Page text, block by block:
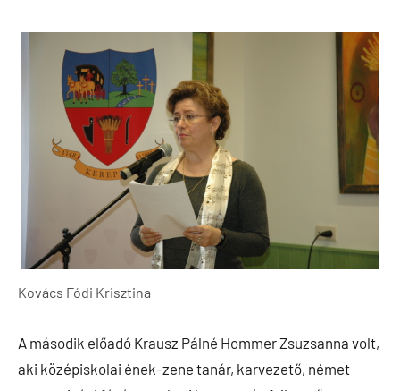
Kovács Fódi Krisztina
A második előadó Krausz Pálné Hommer Zsuzsanna volt,
aki középiskolai ének-zene tanár, karvezető, német